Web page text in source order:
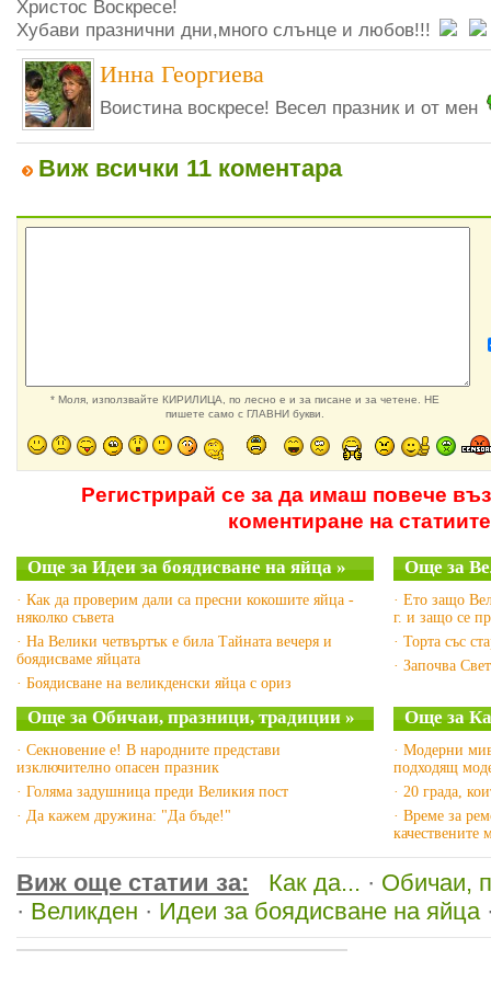
Христос Воскресе!
Хубави празнични дни,много слънце и любов!!!
Инна Георгиева
Воистина воскресе! Весел празник и от мен
Виж всички 11 коментара
* Моля, използвайте КИРИЛИЦА, по лесно е и за писане и за четене. НЕ
пишете само с ГЛАВНИ букви.
Регистрирай се за да имаш повече
коментиране на статиите
Още за Идеи за боядисване на яйца »
· Как да проверим дали са пресни кокошите яйца -
няколко съвета
· На Велики четвъртък е била Тайната вечеря и
боядисваме яйцата
· Боядисване на великденски яйца с ориз
Още за
· Ето защо
г. и защо се
· Торта със
· Започва
Още за Обичаи, празници, традиции »
· Секновение е! В народните представи
изключително опасен празник
· Голяма задушница преди Великия пост
· Да кажем дружина: "Да бъде!"
Още за
· Модерни
подходящ
· 20 града,
· Време за
качествените
Виж още статии за: Как да... · Обичаи,
· Великден · Идеи за боядисване на яйца